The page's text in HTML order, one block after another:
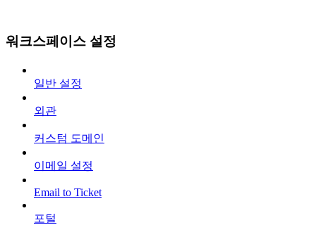
워크스페이스 설정
일반 설정
외관
커스텀 도메인
이메일 설정
Email to Ticket
포털